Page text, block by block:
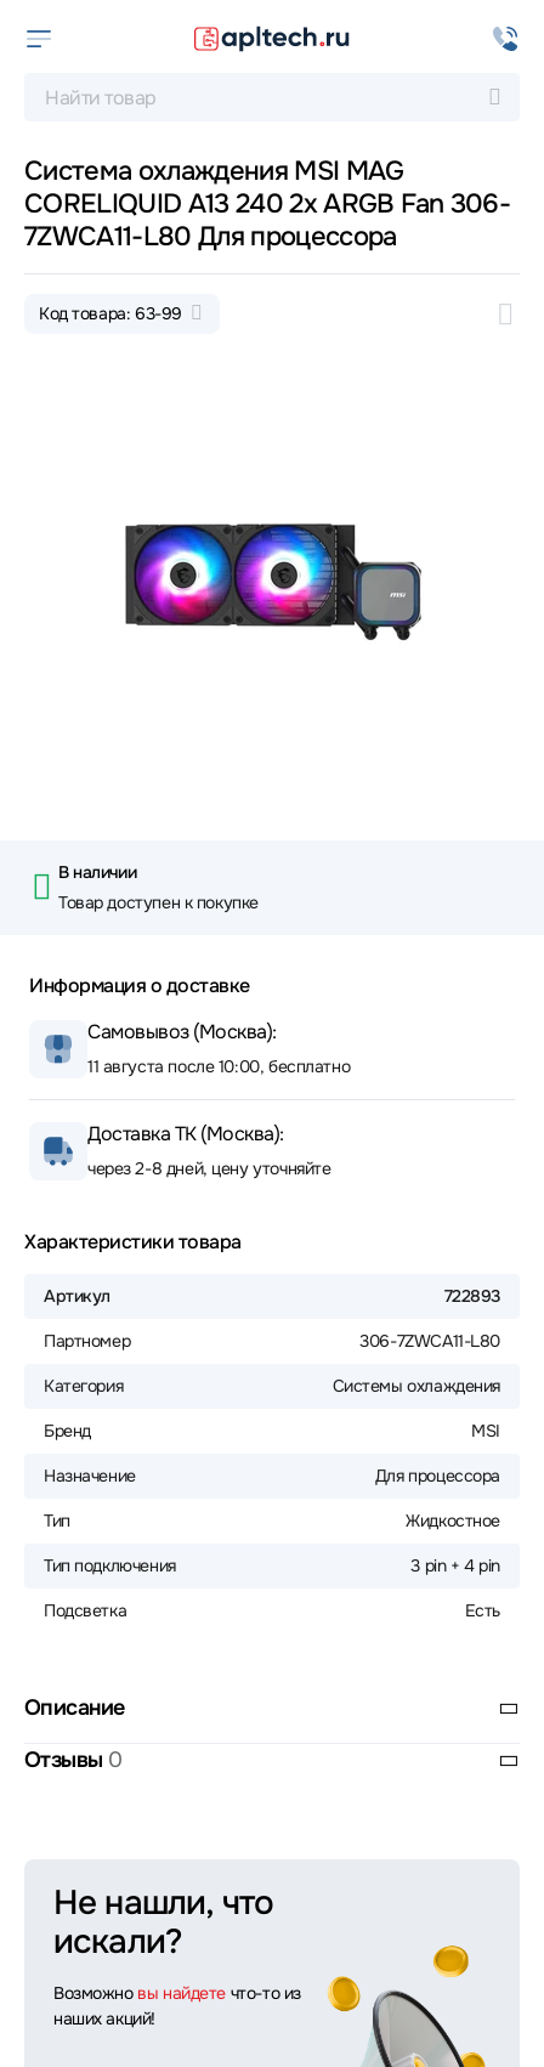
Система охлаждения MSI MAG
CORELIQUID A13 240 2x ARGB Fan 306-
7ZWCA11-L80 Для процессора
Код товара: 63-99
В наличии
Товар доступен к покупке
Информация о доставке
Самовывоз (Москва):
11 августа после 10:00, бесплатно
Доставка ТК (Москва):
через 2-8 дней, цену уточняйте
Характеристики товара
Артикул 722893
Партномер 306-7ZWCA11-L80
Категория Системы охлаждения
Бренд MSI
Назначение Для процессора
Тип Жидкостное
Тип подключения 3 pin + 4 pin
Подсветка Есть
Описание
Отзывы 0
Не нашли, что
искали?
Возможно вы найдете что-то из
наших акций!